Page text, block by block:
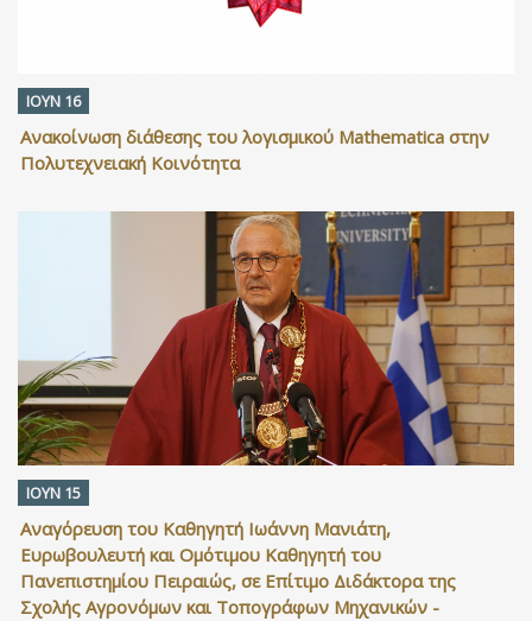
ΙΟΥΝ 16
Ανακοίνωση διάθεσης του λογισμικού Mathematica στην
Πολυτεχνειακή Κοινότητα
ΙΟΥΝ 15
Αναγόρευση του Καθηγητή Ιωάννη Μανιάτη,
Ευρωβουλευτή και Ομότιμου Καθηγητή του
Πανεπιστημίου Πειραιώς, σε Επίτιμο Διδάκτορα της
Σχολής Αγρονόμων και Τοπογράφων Μηχανικών -